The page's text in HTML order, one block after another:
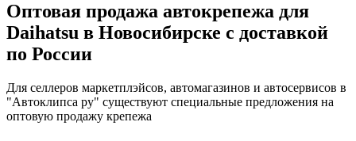
Оптовая продажа автокрепежа для
Daihatsu в Новосибирске с доставкой
по России
Для селлеров маркетплэйсов, автомагазинов и автосервисов в
"Автоклипса ру" существуют специальные предложения на
оптовую продажу крепежа